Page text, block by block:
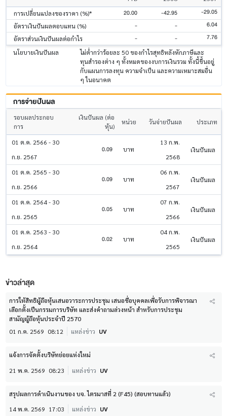
การเปลี่ยนแปลงของราคา (%)*
20.00 -42.95 -29.05
อัตราเงินปันผลตอบแทน (%) - - 6.04
อัตราส่วนเงินปันผลต่อกำไร - - 7.76
นโยบายเงินปันผล
ไม่ต่ำกว่าร้อยละ 50 ของกำไรสุทธิหลังหักภาษีและ
ทุนสำรองต่าง ๆ ทั้งหมดของงบการเงินรวม ทั้งนี้ขึ้นอยู่
กับแผนการลงทุน ความจำเป็น และความเหมาะสมอื่น
ๆ ในอนาคต
การจ่ายปันผล
รอบผลประกอบ
การ
เงินปันผล (ต่อ
หุ้น)
หน่วย วันจ่ายปันผล ประเภท
01 ต.ค. 2566 - 30
ก.ย. 2567
0.09 บาท
13 ก.พ.
2568
เงินปันผล
01 ต.ค. 2565 - 30
ก.ย. 2566
0.09 บาท
06 ก.พ.
2567
เงินปันผล
01 ต.ค. 2564 - 30
ก.ย. 2565
0.05 บาท
07 ก.พ.
2566
เงินปันผล
01 ต.ค. 2563 - 30
ก.ย. 2564
0.02 บาท
04 ก.พ.
2565
เงินปันผล
ข่าวล่าสุด
การให้สิทธิผู้ถือหุ้นเสนอวาระการประชุม เสนอชื่อบุคคลเพื่อรับการพิจารณา
เลือกตั้งเป็นกรรมการบริษัท และส่งคำถามล่วงหน้า สำหรับการประชุม
สามัญผู้ถือหุ้นประจำปี 2570
01 ก.ค. 2569 08:12 แหล่งข่าว UV
แจ้งการจัดตั้งบริษัทย่อยแห่งใหม่
21 พ.ค. 2569 08:23 แหล่งข่าว UV
สรุปผลการดำเนินงานของ บจ. ไตรมาสที่ 2 (F45) (สอบทานแล้ว)
14 พ.ค. 2569 17:03 แหล่งข่าว UV